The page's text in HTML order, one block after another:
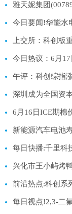
上交所：科创板
深圳成为全国资
6月16日ICE期棉
新能源汽车电池